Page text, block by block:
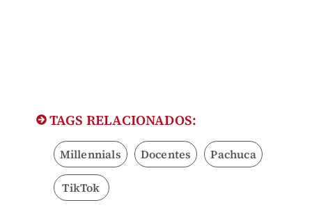
TAGS RELACIONADOS:
Millennials Docentes Pachuca
TikTok